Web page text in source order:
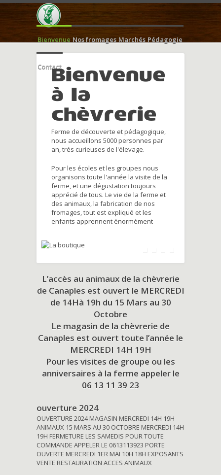
Bienvenue Nos fromages Marchés Pédagogie
ContactBienvenue
à la
chèvrerie
Ferme de découverte et pédagogique,
nous accueillons 5000 personnes par
an, trés curieuses de l'élevage.
Pour les écoles et les groupes nous
organisons toute l'année la visite de la
ferme, et une dégustation toujours
apprécié de tous. Le vie de la ferme et
des animaux, la fabrication de nos
fromages, tout est expliqué et les
enfants apprennent énormément
L’accès au animaux de la chèvrerie
de Canaples est ouvert le MERCREDI
de 14Hà 19h du 15 Mars au 30
Octobre
Le magasin de la chèvrerie de
Canaples est ouvert toute l’année le
MERCREDI 14H 19H
Pour les visites de groupe ou les
anniversaires à la ferme appeler le
06 13 11 39 23
ouverture 2024
OUVERTURE 2024 MAGASIN MERCREDI 14H 19H
ANIMAUX 15 MARS AU 30 OCTOBRE MERCREDI 14H
19H FERMETURE LES SAMEDIS POUR TOUTE
COMMANDE APPELER LE 0613113923 PORTE
OUVERTE MERCREDI 1ER MAI 10H 18H EXPOSANTS
VENTE RESTAURATION ACCES ANIMAUX